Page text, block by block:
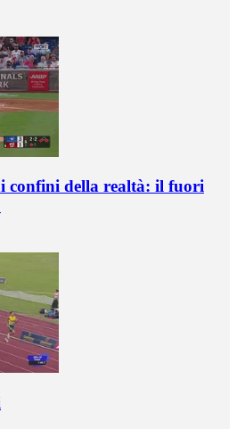
confini della realtà: il fuori